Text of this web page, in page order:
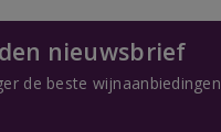
nieuwsbrief
de beste